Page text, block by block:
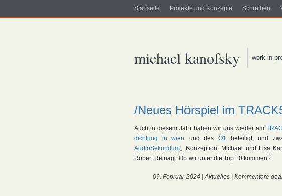
Startseite Projekte und Konzepte Schreiben
michael kanofsky work in
/Neues Hörspiel im
Auch in diesem Jahr haben wir uns wieder am
dichtung in wien und des Ö1 beteiligt, und
AudioSekundum„. Konzeption: Michael und Lisa
Robert Reinagl. Ob wir unter die Top 10 kommen?
09. Februar 2024 |Aktuelles Kommentare